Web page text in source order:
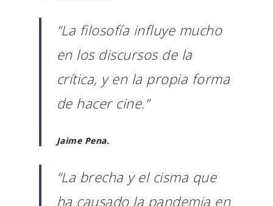
“La filosofía influye mucho
en los discursos de la
crítica, y en la propia forma
de hacer cine.”
Jaime Pena.
“La brecha y el cisma que
ha causado la pandemia en
Contacto